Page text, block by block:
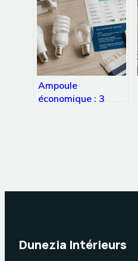
choix
Ampoule
économique : 3
Dunezia Intérieurs